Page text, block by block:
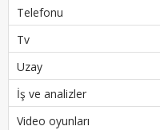
Telefonu
Tv
Uzay
İş ve analizler
Video oyunları